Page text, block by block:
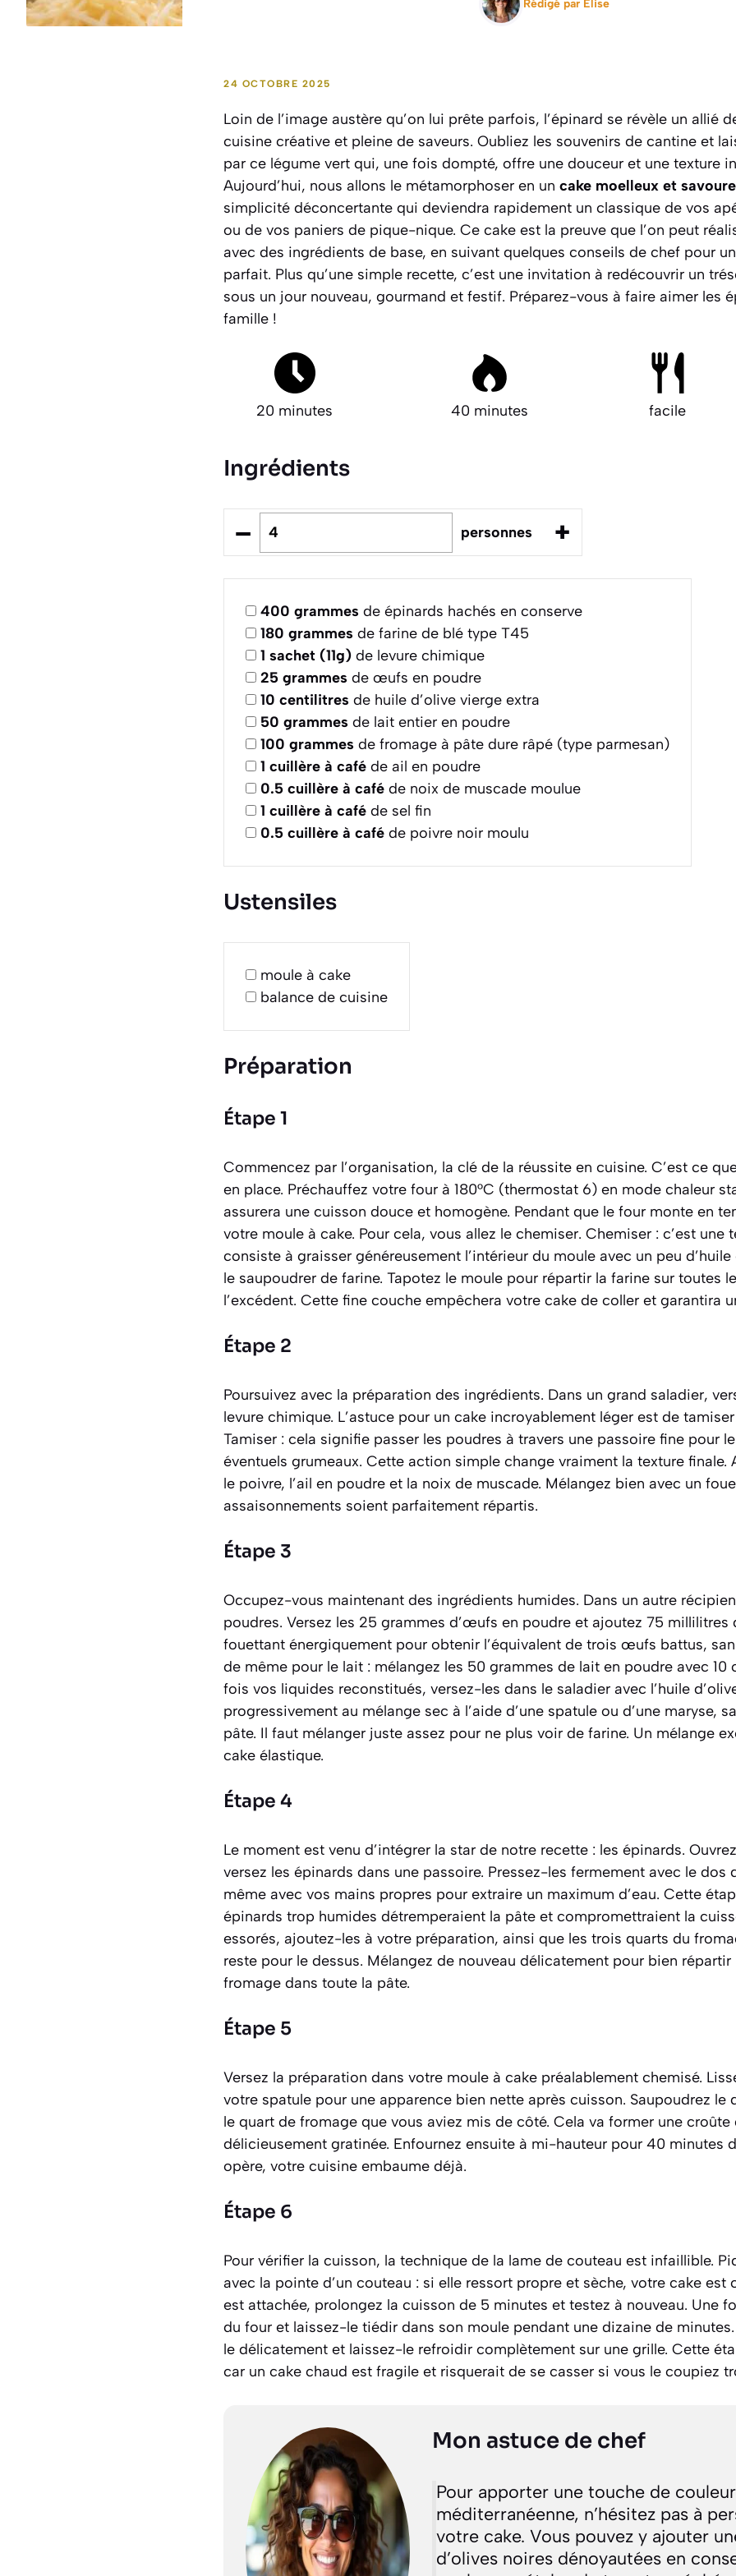
Rédigé par Elise
24 OCTOBRE 2025
Loin de l’image austère qu’on lui prête parfois, l’épinard se révèle un allié
cuisine créative et pleine de saveurs. Oubliez les souvenirs de cantine et
par ce légume vert qui, une fois dompté, offre une douceur et une texture
Aujourd’hui, nous allons le métamorphoser en un cake moelleux et
simplicité déconcertante qui deviendra rapidement un classique de vos
ou de vos paniers de pique-nique. Ce cake est la preuve que l’on peut
avec des ingrédients de base, en suivant quelques conseils de chef pour
parfait. Plus qu’une simple recette, c’est une invitation à redécouvrir un
sous un jour nouveau, gourmand et festif. Préparez-vous à faire aimer les
famille !
20 minutes 40 minutes facile
Ingrédients
– personnes +
400 grammes de épinards hachés en conserve
180 grammes de farine de blé type T45
1 sachet (11g) de levure chimique
25 grammes de œufs en poudre
10 centilitres de huile d’olive vierge extra
50 grammes de lait entier en poudre
100 grammes de fromage à pâte dure râpé (type parmesan)
1 cuillère à café de ail en poudre
0.5 cuillère à café de noix de muscade moulue
1 cuillère à café de sel fin
0.5 cuillère à café de poivre noir moulu
Ustensiles
moule à cake
balance de cuisine
Préparation
Étape 1
Commencez par l’organisation, la clé de la réussite en cuisine. C’est ce
en place. Préchauffez votre four à 180°C (thermostat 6) en mode chaleur
assurera une cuisson douce et homogène. Pendant que le four monte en
votre moule à cake. Pour cela, vous allez le chemiser. Chemiser : c’est une
consiste à graisser généreusement l’intérieur du moule avec un peu
le saupoudrer de farine. Tapotez le moule pour répartir la farine sur toutes
l’excédent. Cette fine couche empêchera votre cake de coller et garantira
Étape 2
Poursuivez avec la préparation des ingrédients. Dans un grand saladier,
levure chimique. L’astuce pour un cake incroyablement léger est de
Tamiser : cela signifie passer les poudres à travers une passoire fine pour
éventuels grumeaux. Cette action simple change vraiment la texture finale.
le poivre, l’ail en poudre et la noix de muscade. Mélangez bien avec un
assaisonnements soient parfaitement répartis.
Étape 3
Occupez-vous maintenant des ingrédients humides. Dans un autre
poudres. Versez les 25 grammes d’œufs en poudre et ajoutez 75 millilitres
fouettant énergiquement pour obtenir l’équivalent de trois œufs battus,
de même pour le lait : mélangez les 50 grammes de lait en poudre avec 10
fois vos liquides reconstitués, versez-les dans le saladier avec l’huile
progressivement au mélange sec à l’aide d’une spatule ou d’une maryse,
pâte. Il faut mélanger juste assez pour ne plus voir de farine. Un mélange
cake élastique.
Étape 4
Le moment est venu d’intégrer la star de notre recette : les épinards.
versez les épinards dans une passoire. Pressez-les fermement avec le dos
même avec vos mains propres pour extraire un maximum d’eau. Cette
épinards trop humides détremperaient la pâte et compromettraient la
essorés, ajoutez-les à votre préparation, ainsi que les trois quarts du
reste pour le dessus. Mélangez de nouveau délicatement pour bien
fromage dans toute la pâte.
Étape 5
Versez la préparation dans votre moule à cake préalablement chemisé.
votre spatule pour une apparence bien nette après cuisson. Saupoudrez le
le quart de fromage que vous aviez mis de côté. Cela va former une croûte
délicieusement gratinée. Enfournez ensuite à mi-hauteur pour 40 minutes
opère, votre cuisine embaume déjà.
Étape 6
Pour vérifier la cuisson, la technique de la lame de couteau est infaillible.
avec la pointe d’un couteau : si elle ressort propre et sèche, votre cake est
est attachée, prolongez la cuisson de 5 minutes et testez à nouveau. Une
du four et laissez-le tiédir dans son moule pendant une dizaine de
le délicatement et laissez-le refroidir complètement sur une grille. Cette
car un cake chaud est fragile et risquerait de se casser si vous le coupiez
Mon astuce de chef
Pour apporter une touche de
méditerranéenne, n’hésitez pas à
votre cake. Vous pouvez y ajouter
d’olives noires dénoyautées en